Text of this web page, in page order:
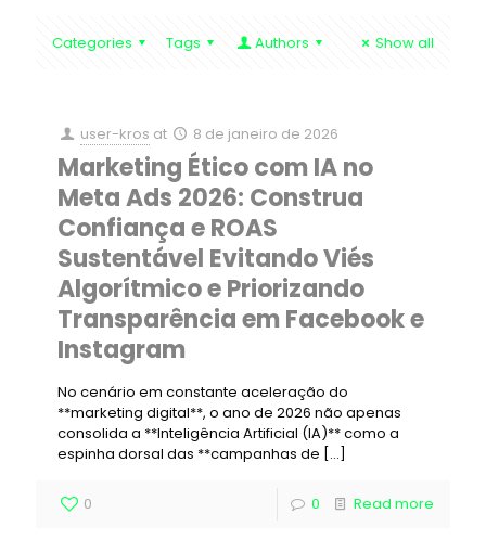
Categories Tags Authors Show all
user-kros at 8 de janeiro de 2026
Marketing Ético com IA no
Meta Ads 2026: Construa
Confiança e ROAS
Sustentável Evitando Viés
Algorítmico e Priorizando
Transparência em Facebook e
Instagram
No cenário em constante aceleração do
**marketing digital**, o ano de 2026 não apenas
consolida a **Inteligência Artificial (IA)** como a
espinha dorsal das **campanhas de […]
0 0 Read more